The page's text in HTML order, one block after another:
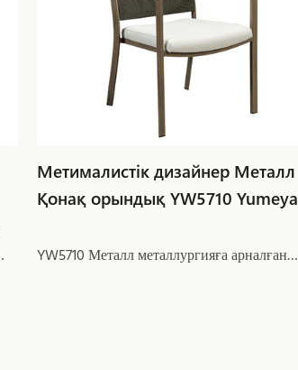
Метималистік дизайнер Металл
Қонақ орындық YW5710 Yumeya
YW5710 Металл металлургияға арналған